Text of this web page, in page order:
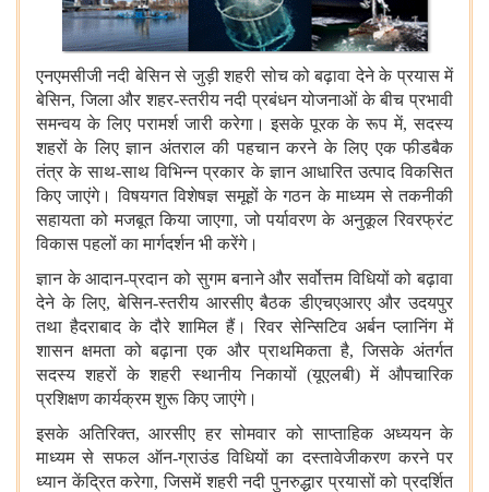
एनएमसीजी नदी बेसिन से जुड़ी शहरी सोच को बढ़ावा देने के प्रयास में
बेसिन, जिला और शहर-स्तरीय नदी प्रबंधन योजनाओं के बीच प्रभावी
समन्वय के लिए परामर्श जारी करेगा। इसके पूरक के रूप में, सदस्य
शहरों के लिए ज्ञान अंतराल की पहचान करने के लिए एक फीडबैक
तंत्र के साथ-साथ विभिन्न प्रकार के ज्ञान आधारित उत्पाद विकसित
किए जाएंगे। विषयगत विशेषज्ञ समूहों के गठन के माध्यम से तकनीकी
सहायता को मजबूत किया जाएगा, जो पर्यावरण के अनुकूल रिवरफ्रंट
विकास पहलों का मार्गदर्शन भी करेंगे।
ज्ञान के आदान-प्रदान को सुगम बनाने और सर्वोत्तम विधियों को बढ़ावा
देने के लिए, बेसिन-स्तरीय आरसीए बैठक डीएचएआरए और उदयपुर
तथा हैदराबाद के दौरे शामिल हैं। रिवर सेन्सिटिव अर्बन प्लानिंग में
शासन क्षमता को बढ़ाना एक और प्राथमिकता है, जिसके अंतर्गत
सदस्य शहरों के शहरी स्थानीय निकायों (यूएलबी) में औपचारिक
प्रशिक्षण कार्यक्रम शुरू किए जाएंगे।
इसके अतिरिक्त, आरसीए हर सोमवार को साप्ताहिक अध्‍ययन के
माध्यम से सफल ऑन-ग्राउंड विधियों का दस्तावेजीकरण करने पर
ध्यान केंद्रित करेगा, जिसमें शहरी नदी पुनरुद्धार प्रयासों को प्रदर्शित